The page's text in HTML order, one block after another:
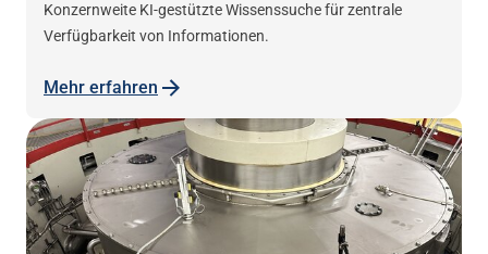
Konzernweite KI-gestützte Wissenssuche für zentrale
Verfügbarkeit von Informationen.
Mehr erfahren